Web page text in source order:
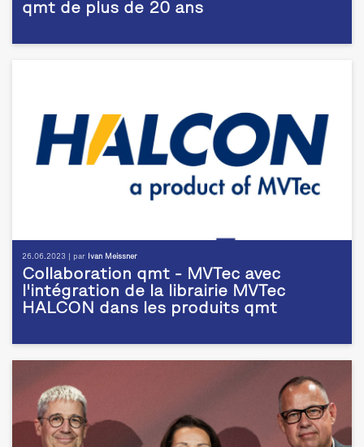
qmt de plus de 20 ans
26.06.2023 | par Ivan Meissner
Collaboration qmt - MVTec avec
l'intégration de la librairie MVTec
HALCON dans les produits qmt